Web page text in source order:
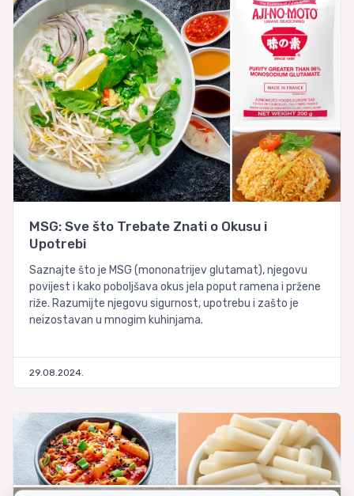
MSG: Sve što Trebate Znati o Okusu i
Upotrebi
Saznajte što je MSG (mononatrijev glutamat), njegovu
povijest i kako poboljšava okus jela poput ramena i pržene
riže. Razumijte njegovu sigurnost, upotrebu i zašto je
neizostavan u mnogim kuhinjama.
29.08.2024.